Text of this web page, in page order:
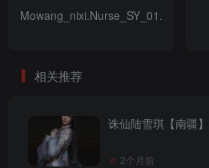
Mowang_nixi.Nurse_SY_01.1
相关推荐
诛仙陆雪琪【南疆
2个月前